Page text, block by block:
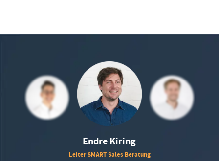
Endre Kiring
Leiter SMART Sales Beratung